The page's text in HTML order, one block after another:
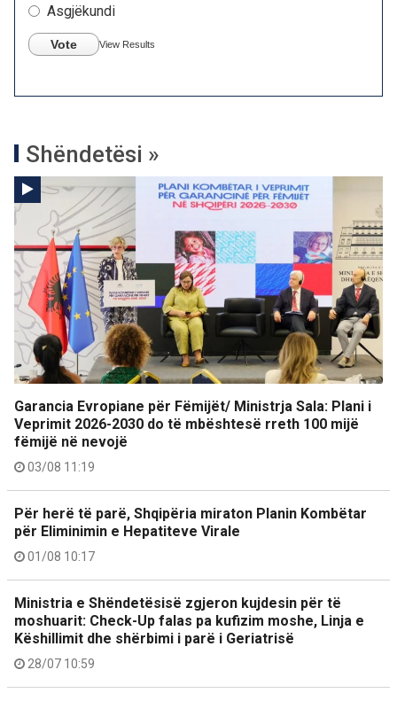
Asgjëkundi
Vote View Results
Shëndetësi »
Garancia Evropiane për Fëmijët/ Ministrja Sala: Plani i
Veprimit 2026-2030 do të mbështesë rreth 100 mijë
fëmijë në nevojë
03/08 11:19
Për herë të parë, Shqipëria miraton Planin Kombëtar
për Eliminimin e Hepatiteve Virale
01/08 10:17
Ministria e Shëndetësisë zgjeron kujdesin për të
moshuarit: Check-Up falas pa kufizim moshe, Linja e
Këshillimit dhe shërbimi i parë i Geriatrisë
28/07 10:59